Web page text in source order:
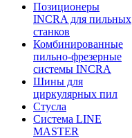
Позиционеры
INCRA для пильных
станков
Комбинированные
пильно-фрезерные
системы INCRA
Шины для
циркулярных пил
Стусла
Система LINE
MASTER